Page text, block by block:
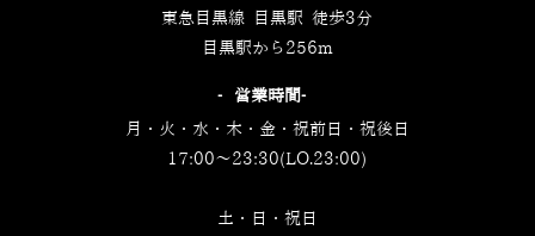
東急目黒線 目黒駅 徒歩3分
目黒駅から256m
‐営業時間‐
月・火・水・木・金・祝前日・祝後日
17:00～23:30(LO.23:00)
土・日・祝日